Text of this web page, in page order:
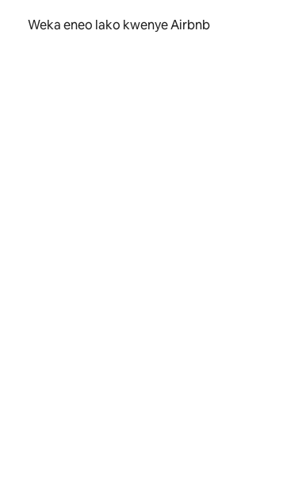
Weka eneo lako kwenye Airbnb
ishara.